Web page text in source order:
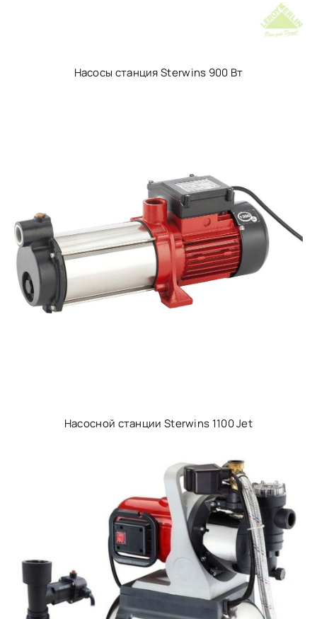
Насосы станция Sterwins 900 Вт
Насосной станции Sterwins 1100 Jet